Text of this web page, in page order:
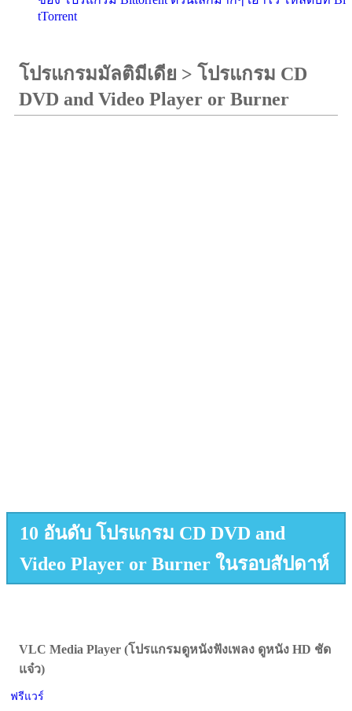
tTorrent
โปรแกรมมัลติมีเดีย > โปรแกรม CD
DVD and Video Player or Burner
10 อันดับ โปรแกรม CD DVD and
Video Player or Burner ในรอบสัปดาห์
VLC Media Player (โปรแกรมดูหนังฟังเพลง ดูหนัง HD ชัด
แจ๋ว)
ฟรีแวร์